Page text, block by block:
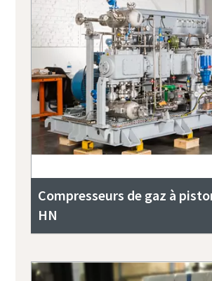
Compresseurs de gaz à
HN